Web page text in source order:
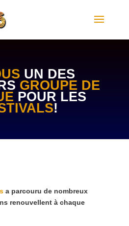
UN DES
GROUPE DE
POUR LES
!
a parcouru de nombreux
renouvellent à chaque